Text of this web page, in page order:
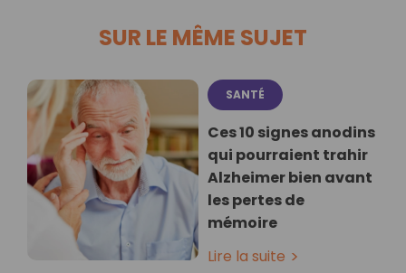
SUR LE MÊME SUJET
SANTÉ
Ces 10 signes anodins
qui pourraient trahir
Alzheimer bien avant
les pertes de
mémoire
Lire la suite